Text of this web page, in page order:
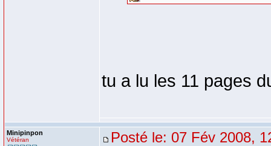
tu a lu les 11 pages
Minipinpon
Vétéran Posté le: 07 Fév 2008,